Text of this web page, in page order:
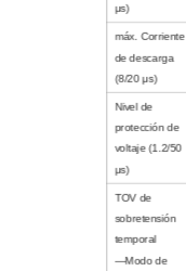
μs)
máx. Corriente
de descarga
(8/20 μs)
Nivel de
protección de
voltaje (1.2/50
μs)
TOV de
sobretensión
temporal
—Modo de